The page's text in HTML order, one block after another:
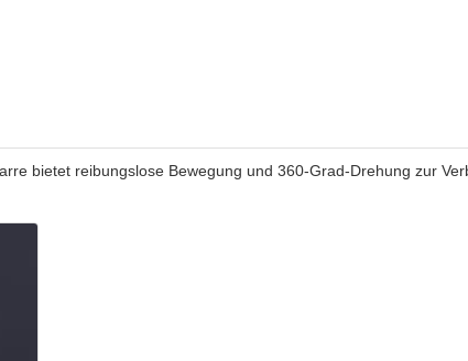
bietet reibungslose Bewegung und 360-Grad-Drehung zur